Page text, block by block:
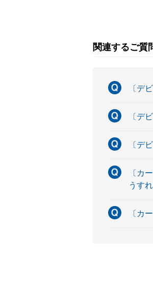
関連するご質
〔デ
〔デ
〔デ
〔カ
うす
〔カ